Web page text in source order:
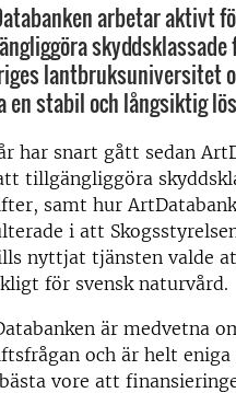
arbetar aktivt
lantbruksuniversitet
en stabil och långsiktig
har snart gått sedan
tillgängliggöra
samt hur
i att
nyttjat tjänsten valde
för svensk naturvård.
är medvetna
och är helt
vore att